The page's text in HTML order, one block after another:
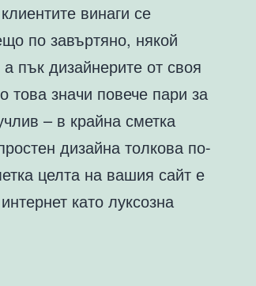
винаги се
по завъртяно, някой
дизайнерите от своя
това значи повече пари за
– в крайна сметка
дизайна толкова по-
целта на вашия сайт е
като луксозна